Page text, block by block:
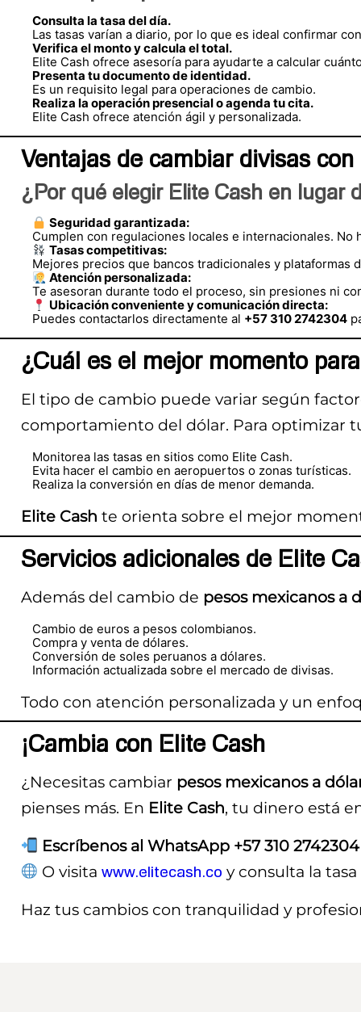
Consulta la tasa del día.
Las tasas varían a diario, por lo que es ideal confirmar
Verifica el monto y calcula el total.
Elite Cash ofrece asesoría para ayudarte a calcular
Presenta tu documento de identidad.
Es un requisito legal para operaciones de cambio.
Realiza la operación presencial o agenda tu cita.
Elite Cash ofrece atención ágil y personalizada.
Ventajas de cambiar divisas
¿Por qué elegir Elite Cash en lugar
Seguridad garantizada:
Cumplen con regulaciones locales e internacionales. No
Tasas competitivas:
Mejores precios que bancos tradicionales y plataformas
Atención personalizada:
Te asesoran durante todo el proceso, sin presiones ni
Ubicación conveniente y comunicación directa:
Puedes contactarlos directamente al +57 310 2742304
¿Cuál es el mejor momento
El tipo de cambio puede variar según
comportamiento del dólar. Para optimizar
Monitorea las tasas en sitios como Elite Cash.
Evita hacer el cambio en aeropuertos o zonas turísticas.
Realiza la conversión en días de menor demanda.
Elite Cash te orienta sobre el mejor
Servicios adicionales de Elite
Además del cambio de pesos mexicanos a
Cambio de euros a pesos colombianos.
Compra y venta de dólares.
Conversión de soles peruanos a dólares.
Información actualizada sobre el mercado de divisas.
Todo con atención personalizada y un
¡Cambia con Elite Cash
¿Necesitas cambiar pesos mexicanos a
pienses más. En Elite Cash, tu dinero está
Escríbenos al WhatsApp +57 310 2742304
O visitawww.elitecash.co y consulta la
Haz tus cambios con tranquilidad y